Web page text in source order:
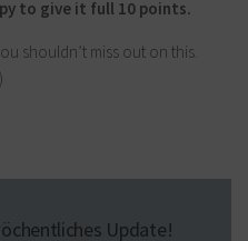
to give it full 10 points.
shouldn’t miss out on this.
Update!